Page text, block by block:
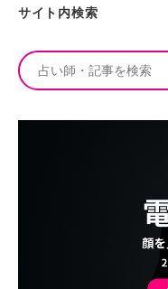
サイト内検索